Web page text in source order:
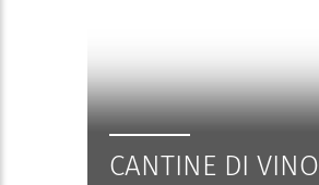
CANTINE DI VINO